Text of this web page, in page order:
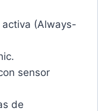
activa (Always-
sensor
de